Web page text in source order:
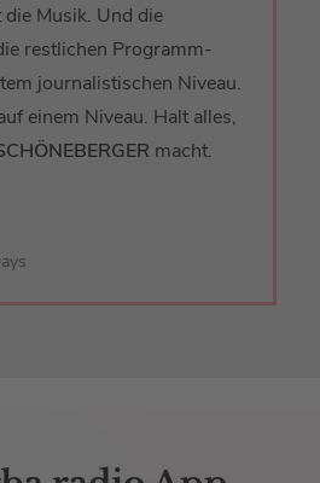
Musik. Und die
restlichen Programm-
journalistischen Niveau.
einem Niveau. Halt alles,
macht.